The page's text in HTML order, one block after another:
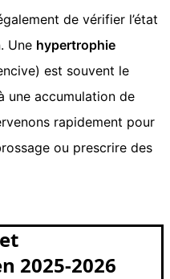
de vérifier l’état
Une hypertrophie
est souvent le
une accumulation de
rapidement pour
ou prescrire des
2025-2026